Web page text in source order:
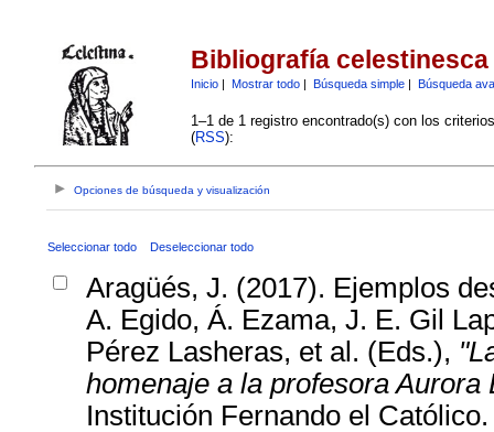
Bibliografía celestinesca
Inicio| Mostrar todo| Búsqueda simple| Búsqueda
1–1 de 1 registro encontrado(s) con los
(RSS):
Opciones de búsqueda y visualización
Seleccionar todo Deseleccionar todo
Aragüés, J. (2017). Ejemplos
A. Egido, Á. Ezama, J. E. Gil
Pérez Lasheras, et al. (Eds.),
homenaje a la profesora Aurora
Institución Fernando el Católico.